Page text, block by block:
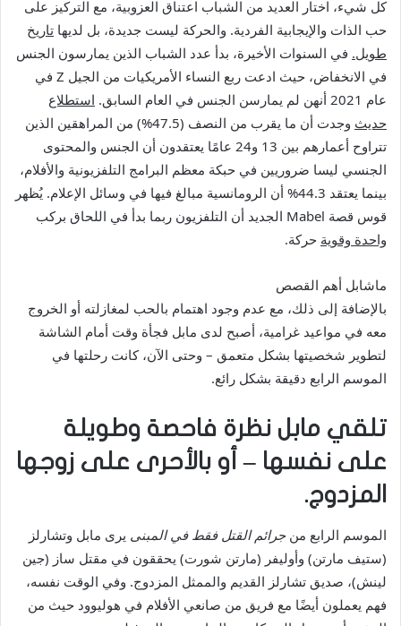
كل شيء، اختار العديد من الشباب اعتناق العزوبية، مع التركيز على
حب الذات والإيجابية الفردية. والحركة ليست جديدة، بل لديها تاريخ
طويل. في السنوات الأخيرة، بدأ عدد الشباب الذين يمارسون الجنس
في الانخفاض، حيث ادعت ربع النساء الأمريكيات من الجيل Z في
عام 2021 أنهن لم يمارسن الجنس في العام السابق.
استطلاع
حديث
وجدت أن ما يقرب من النصف (47.5%) من المراهقين الذين
تتراوح أعمارهم بين 13 و24 عامًا يعتقدون أن الجنس والمحتوى
الجنسي ليسا ضروريين في حبكة معظم البرامج التلفزيونية والأفلام،
بينما يعتقد 44.3% أن الرومانسية مبالغ فيها في وسائل الإعلام. يُظهر
قوس قصة Mabel الجديد أن التلفزيون ربما بدأ في اللحاق بركب
واحدة وقوية حركة.
ماشابل أهم القصص
بالإضافة إلى ذلك، مع عدم وجود اهتمام بالحب لمغازلته أو الخروج
معه في مواعيد غرامية، أصبح لدى مابل فجأة وقت أمام الشاشة
لتطوير شخصيتها بشكل متعمق – وحتى الآن، كانت رحلتها في
الموسم الرابع دقيقة بشكل رائع.
تلقي مابل نظرة فاحصة وطويلة
على نفسها – أو بالأحرى على زوجها
المزدوج.
الموسم الرابع منجرائم القتل فقط في المبنى يرى مابل وتشارلز
(ستيف مارتن) وأوليفر (مارتن شورت) يحققون في مقتل ساز (جين
لينش)، صديق تشارلز القديم والممثل المزدوج. وفي الوقت نفسه،
فهم يعملون أيضًا مع فريق من صانعي الأفلام في هوليوود حيث من